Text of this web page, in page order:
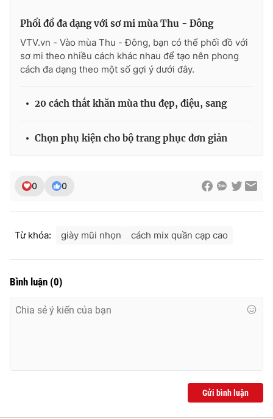
Email:toasoan@vtv.vn
Liên hệ quảng cáo:024-7300.7108
thông tin từ website này.
Phối đồ đa dạng với sơ mi mùa Thu - Đông
VTV.vn - Vào mùa Thu - Đông, bạn có thể phối đồ với
sơ mi theo nhiều cách khác nhau để tạo nên phong
cách đa dạng theo một số gợi ý dưới đây.
20 cách thắt khăn mùa thu đẹp, điệu, sang
Chọn phụ kiện cho bộ trang phục đơn giản
0 0
Từ khóa: giày mũi nhọn cách mix quần cạp cao
Bình luận (0)
Gửi bình luận